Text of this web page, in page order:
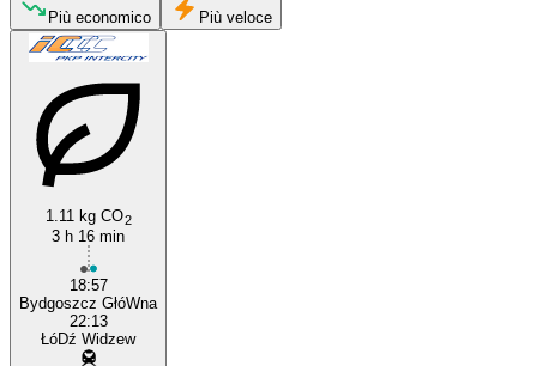
Bydgoszcz
Più economico Più veloce
1.11 kg CO2
3 h 16 min
18:57
Bydgoszcz GłóWna
22:13
ŁóDź Widzew